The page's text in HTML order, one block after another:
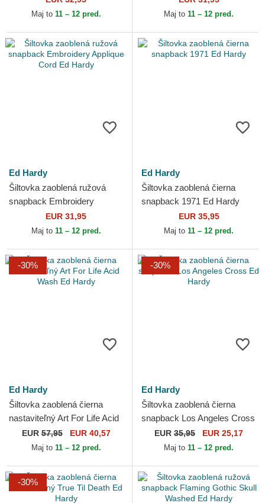
Maj to 11 – 12 pred. Maj to 11 – 12 pred.
Ed Hardy
Šiltovka zaoblená ružová
snapback Embroidery
Applique Cord Ed Hardy
EUR 31,95
Maj to 11 – 12 pred.
Ed Hardy
Šiltovka zaoblená čierna
snapback 1971 Ed Hardy
EUR 35,95
Maj to 11 – 12 pred.
-30%
Ed Hardy
Šiltovka zaoblená čierna
nastaviteľný Art For Life Acid
Wash Ed Hardy
EUR57,95 EUR 40,57
Maj to 11 – 12 pred.
-30%
Ed Hardy
Šiltovka zaoblená čierna
snapback Los Angeles Cross
Ed Hardy
EUR 35,95 EUR 25,17
Maj to 11 – 12 pred.
-30%